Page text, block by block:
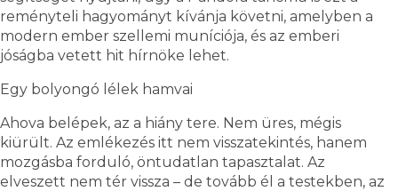
reményteli hagyományt kívánja követni, amelyben a
modern ember szellemi muníciója, és az emberi
jóságba vetett hit hírnöke lehet.
Egy bolyongó lélek hamvai
Ahova belépek, az a hiány tere. Nem üres, mégis
kiürült. Az emlékezés itt nem visszatekintés, hanem
mozgásba forduló, öntudatlan tapasztalat. Az
elveszett nem tér vissza – de tovább él a testekben, az